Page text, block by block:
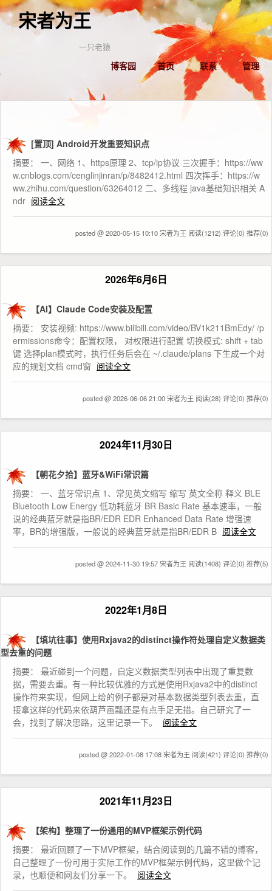
宋者为王
一只老猿
博客园 首页 联系 管理
[置顶] Android开发重要知识点
摘要： 一、网络 1、https原理 2、tcp/ip协议 三次握手：https://ww
w.cnblogs.com/cenglinjinran/p/8482412.html 四次挥手：https://w
ww.zhihu.com/question/63264012 二、多线程 java基础知识相关 A
ndr 阅读全文
posted @ 2020-05-15 10:10 宋者为王 阅读(1212) 评论(0) 推荐(0)
2026年6月6日
【AI】Claude Code安装及配置
摘要： 安装视频: https://www.bilibili.com/video/BV1k211BmEdy/ /p
ermissions命令：配置权限， 对权限进行配置 切换模式: shift + tab
键 选择plan模式时，执行任务后会在 ~/.claude/plans 下生成一个对
应的规划文档 cmd窗 阅读全文
posted @ 2026-06-06 21:00 宋者为王 阅读(28) 评论(0) 推荐(0)
2024年11月30日
【朝花夕拾】蓝牙&WiFi常识篇
摘要： 一、蓝牙常识点 1、常见英文缩写 缩写 英文全称 释义 BLE
Bluetooth Low Energy 低功耗蓝牙 BR Basic Rate 基本速率，一般
说的经典蓝牙就是指BR/EDR EDR Enhanced Data Rate 增强速
率，BR的增强版，一般说的经典蓝牙就是指BR/EDR B 阅读全文
posted @ 2024-11-30 19:57 宋者为王 阅读(1408) 评论(0) 推荐(5)
2022年1月8日
【填坑往事】使用Rxjava2的distinct操作符处理自定义数据类
型去重的问题
摘要： 最近碰到一个问题，自定义数据类型列表中出现了重复数
据，需要去重。有一种比较优雅的方式是使用Rxjava2中的distinct
操作符来实现，但网上给的例子都是对基本数据类型列表去重，直
接拿这样的代码来依葫芦画瓢还是有点手足无措。自己研究了一
会，找到了解决思路，这里记录一下。
阅读全文
posted @ 2022-01-08 17:08 宋者为王 阅读(421) 评论(0) 推荐(0)
2021年11月23日
【架构】整理了一份通用的MVP框架示例代码
摘要： 最近回顾了一下MVP框架，结合阅读到的几篇不错的博客，
自己整理了一份可用于实际工作的MVP框架示例代码，这里做个记
录，也顺便和网友们分享一下。
阅读全文